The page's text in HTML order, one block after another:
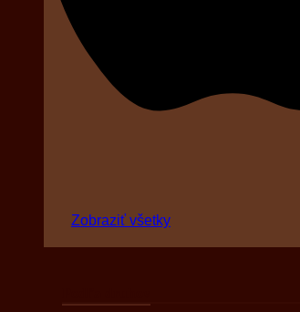
Zobraziť všetky